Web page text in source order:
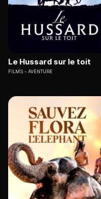
Le Hussard sur le toit
FILMS AVENTURE